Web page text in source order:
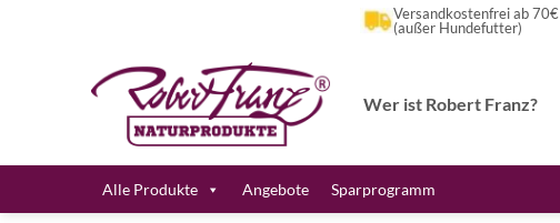
Versandkostenfrei ab 70€
(außer Hundefutter)
Wer ist Robert Franz?
Alle Produkte Angebote Sparprogramm